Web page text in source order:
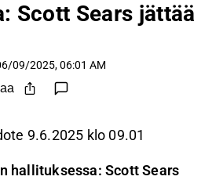
Scott Sears jättää
09/2025, 06:01 AM
9.6.2025 klo 09.01
hallituksessa: Scott Sears